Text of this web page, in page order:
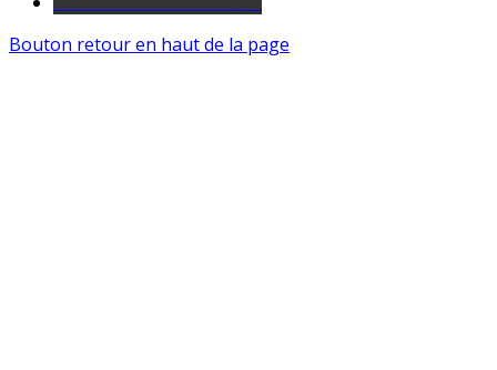
Bouton retour en haut de la page